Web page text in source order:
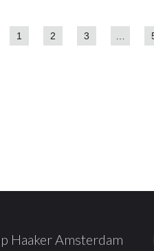
1 2 3
Haaker Amsterdam